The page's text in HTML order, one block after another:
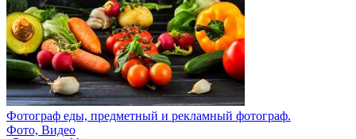
Фотограф еды, предметный и рекламный фотограф.
Фото, Видео